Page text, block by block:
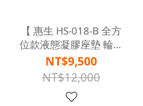
【 惠生 HS-018-B 全方
位款液態凝膠座墊 輪椅
座墊 C 款補助 】
NT$9,500
NT$12,000